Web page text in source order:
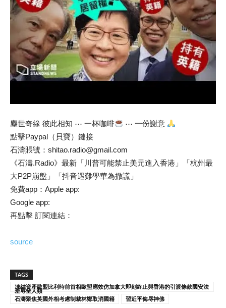
塵世奇緣 彼此相知 ⋯ 一杯咖啡
⋯ 一份謝意
點擊Paypal（貝寶）鏈接
石濤賬號：shitao.radio@gmail.com
《石濤.Radio》最新「川普可能禁止美元進入香港」「杭州最
大P2P崩盤」「抖音遇難學華為撒謊」
免費app：Apple app:
Google app:
再點擊 訂閱連結：
source
TAGS
凍結資產歐盟比利時前首相歐盟應效仿加拿大即刻終止與香港的引渡條款國安法
羞辱全人類
石濤聚焦英國外相考慮制裁林鄭取消國籍
習近平侮辱神佛